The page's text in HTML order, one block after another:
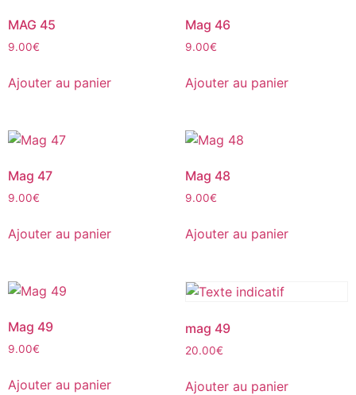
MAG 45
9.00€
Ajouter au panier
Mag 46
9.00€
Ajouter au panier
Mag 47
9.00€
Ajouter au panier
Mag 48
9.00€
Ajouter au panier
Mag 49
9.00€
Ajouter au panier
mag 49
20.00€
Ajouter au panier